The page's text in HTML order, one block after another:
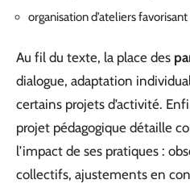
organisation d’ateliers
Au fil du texte, la place des
dialogue, adaptation
certains projets d’activité.
projet pédagogique détaille
l’impact de ses pratiques :
collectifs, ajustements en